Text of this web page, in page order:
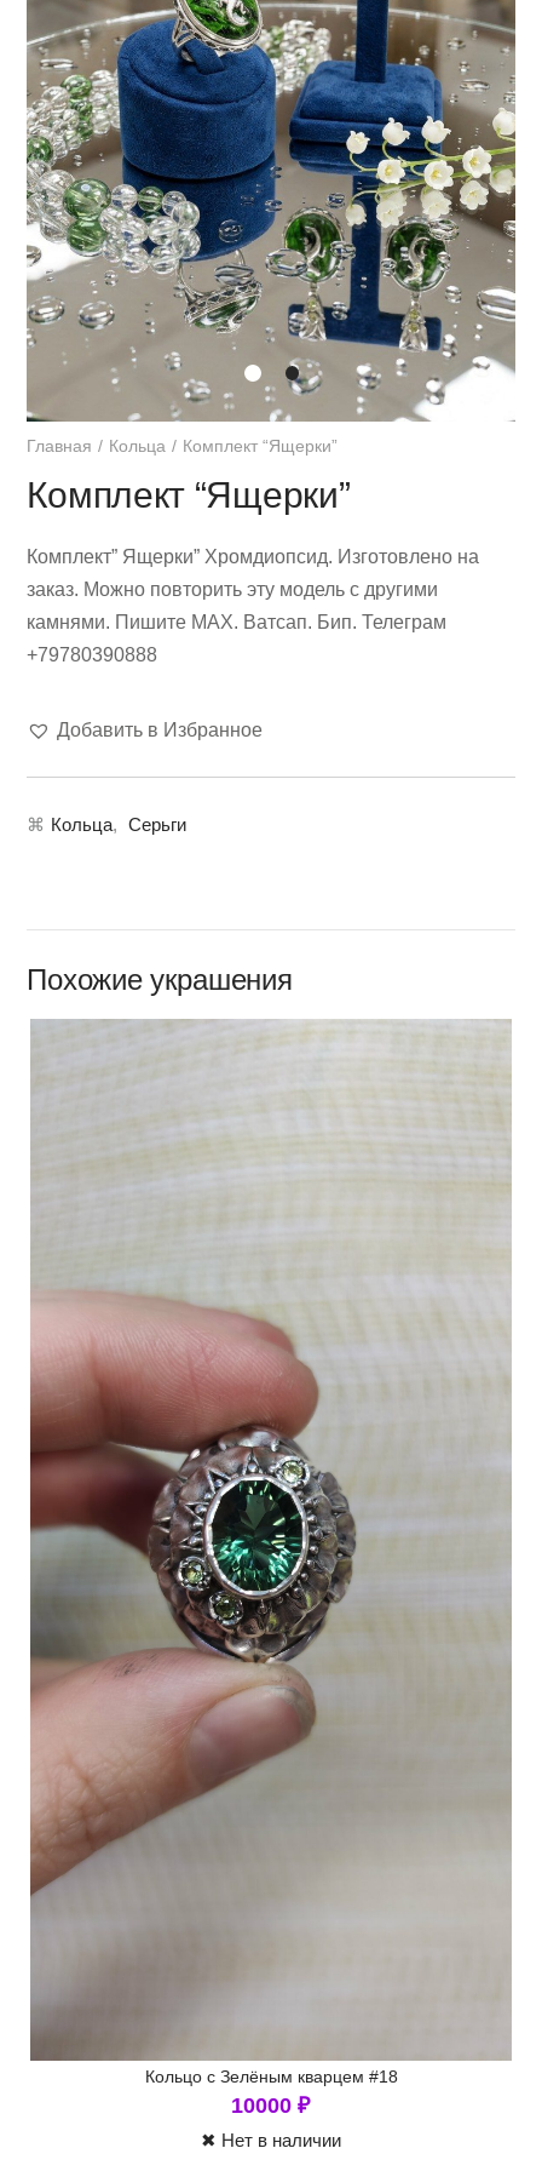
Главная Кольца Комплект “Ящерки”
Комплект “Ящерки”
Комплект” Ящерки” Хромдиопсид. Изготовлено на
заказ. Можно повторить эту модель с другими
камнями. Пишите МАХ. Ватсап. Бип. Телеграм
+79780390888
Добавить в Избранное
⌘ Кольца, Серьги
Похожие украшения
Кольцо с Зелёным кварцем #18
10000 ₽
✖ Нет в наличии